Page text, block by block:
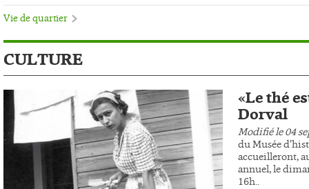
Vie de quartier
CULTURE
«Le thé
Dorval
Modifié le 04
du Musée
accueilleront,
annuel, le
16h..